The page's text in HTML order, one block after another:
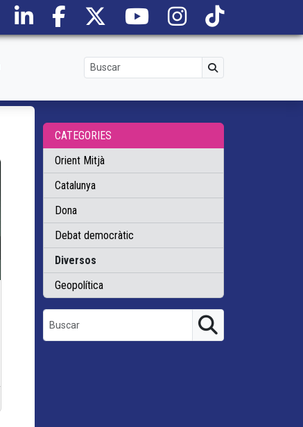
CATEGORIES
Orient Mitjà
Catalunya
Dona
Debat democràtic
Diversos
Geopolítica